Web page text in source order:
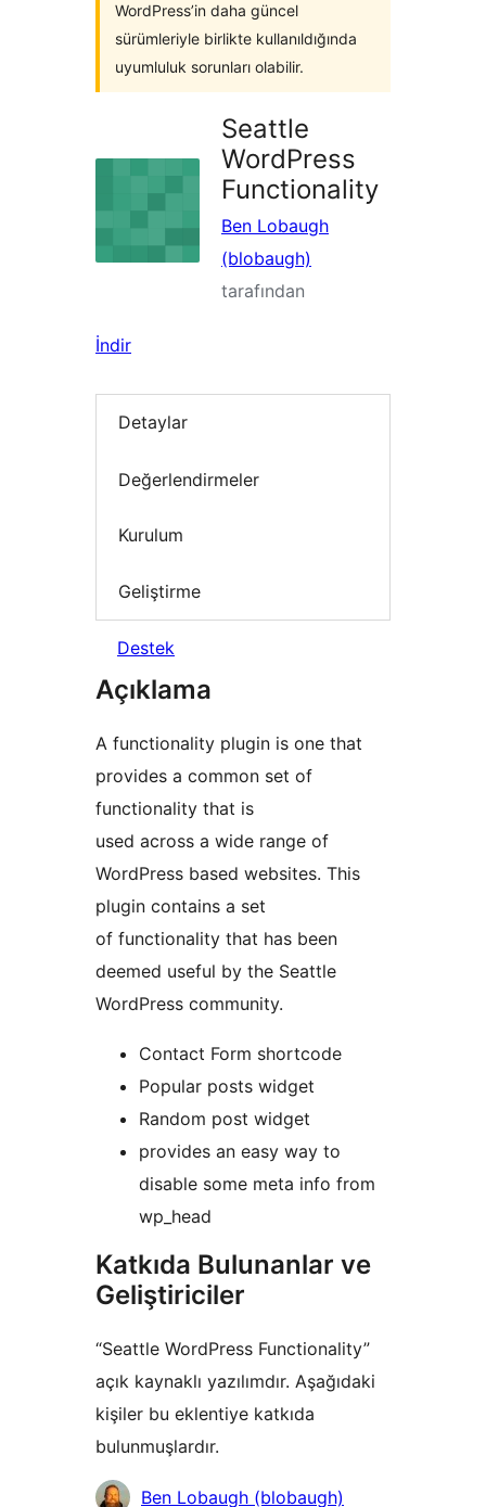
WordPress’in daha güncel
sürümleriyle birlikte kullanıldığında
uyumluluk sorunları olabilir.
Seattle
WordPress
Functionality
Ben Lobaugh
(blobaugh)
tarafından
İndir
Detaylar
Değerlendirmeler
Kurulum
Geliştirme
Destek
Açıklama
A functionality plugin is one that
provides a common set of
functionality that is
used across a wide range of
WordPress based websites. This
plugin contains a set
of functionality that has been
deemed useful by the Seattle
WordPress community.
Contact Form shortcode
Popular posts widget
Random post widget
provides an easy way to
disable some meta info from
wp_head
Katkıda Bulunanlar ve
Geliştiriciler
“Seattle WordPress Functionality”
açık kaynaklı yazılımdır. Aşağıdaki
kişiler bu eklentiye katkıda
bulunmuşlardır.
KatkıdaBen Lobaugh (blobaugh)